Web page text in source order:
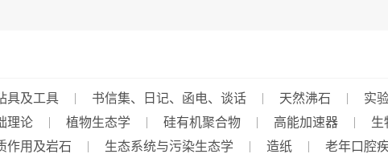
具及工具 书信集、日记、函电、谈话 天然沸石 实
理论 植物生态学 硅有机聚合物 高能加速器 生
作用及岩石 生态系统与污染生态学 造纸 老年口腔